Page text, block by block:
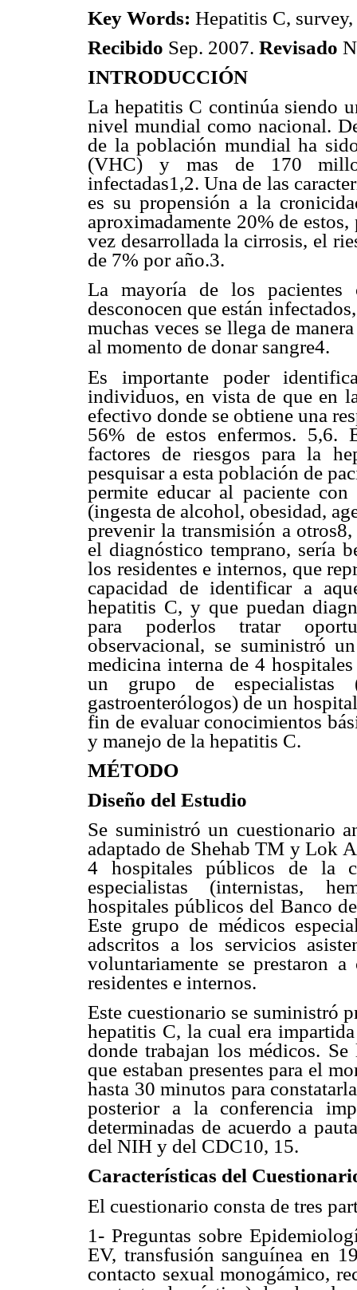
Key Words: Hepatitis C,
Recibido Sep. 2007. Revisado
INTRODUCCIÓN
La hepatitis C continúa siendo
nivel mundial como nacional.
de la población mundial ha
(VHC) y mas de 170
infectadas1,2. Una de las
es su propensión a la
aproximadamente 20% de
vez desarrollada la cirrosis, el
de 7% por año.3.
La mayoría de los pacientes
desconocen que están
muchas veces se llega de
al momento de donar sangre4.
Es importante poder
individuos, en vista de que en
efectivo donde se obtiene una
56% de estos enfermos. 5,6.
factores de riesgos para la
pesquisar a esta población de
permite educar al paciente
(ingesta de alcohol, obesidad,
prevenir la transmisión a
el diagnóstico temprano, sería
los residentes e internos, que
capacidad de identificar a
hepatitis C, y que puedan
para poderlos tratar
observacional, se suministró
medicina interna de 4
un grupo de especialistas
gastroenterólogos) de un
fin de evaluar conocimientos
y manejo de la hepatitis C.
MÉTODO
Diseño del Estudio
Se suministró un cuestionario
adaptado de Shehab TM y Lok
4 hospitales públicos de la
especialistas (internistas,
hospitales públicos del Banco
Este grupo de médicos
adscritos a los servicios
voluntariamente se prestaron
residentes e internos.
Este cuestionario se suministró
hepatitis C, la cual era
donde trabajan los médicos.
que estaban presentes para el
hasta 30 minutos para
posterior a la conferencia
determinadas de acuerdo a
del NIH y del CDC10, 15.
Características del
El cuestionario consta de tres
1- Preguntas sobre
EV, transfusión sanguínea en
contacto sexual monogámico,